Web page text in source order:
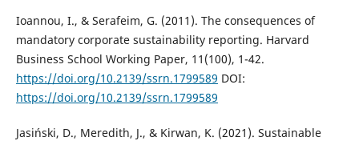
Ioannou, I., & Serafeim, G. (2011). The consequences of
mandatory corporate sustainability reporting. Harvard
Business School Working Paper, 11(100), 1-42.
https://doi.org/10.2139/ssrn.1799589 DOI:
https://doi.org/10.2139/ssrn.1799589
Jasiński, D., Meredith, J., & Kirwan, K. (2021). Sustainable